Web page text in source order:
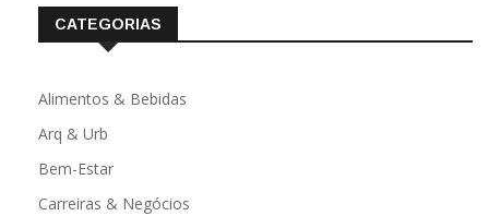
CATEGORIAS
Alimentos & Bebidas
Arq & Urb
Bem-Estar
Carreiras & Negócios